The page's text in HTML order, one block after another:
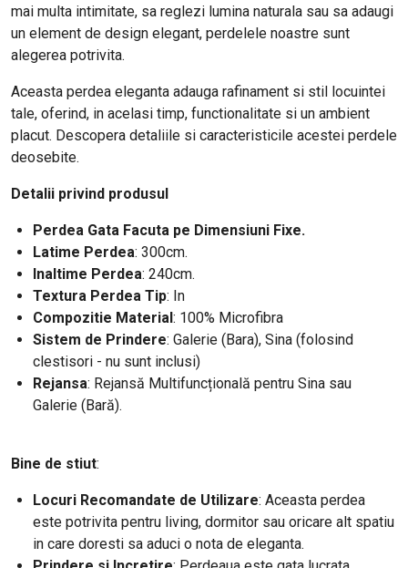
mai multa intimitate, sa reglezi lumina naturala sau sa adaugi
un element de design elegant, perdelele noastre sunt
alegerea potrivita.
Aceasta perdea eleganta adauga rafinament si stil locuintei
tale, oferind, in acelasi timp, functionalitate si un ambient
placut. Descopera detaliile si caracteristicile acestei perdele
deosebite.
Detalii privind produsul
Perdea Gata Facuta pe Dimensiuni Fixe.
Latime Perdea: 300cm.
Inaltime Perdea: 240cm.
Textura Perdea Tip: In
Compozitie Material: 100% Microfibra
Sistem de Prindere: Galerie (Bara), Sina (folosind
clestisori - nu sunt inclusi)
Rejansa: Rejansă Multifuncțională pentru Sina sau
Galerie (Bară).
Bine de stiut:
Locuri Recomandate de Utilizare: Aceasta perdea
este potrivita pentru living, dormitor sau oricare alt spatiu
in care doresti sa aduci o nota de eleganta.